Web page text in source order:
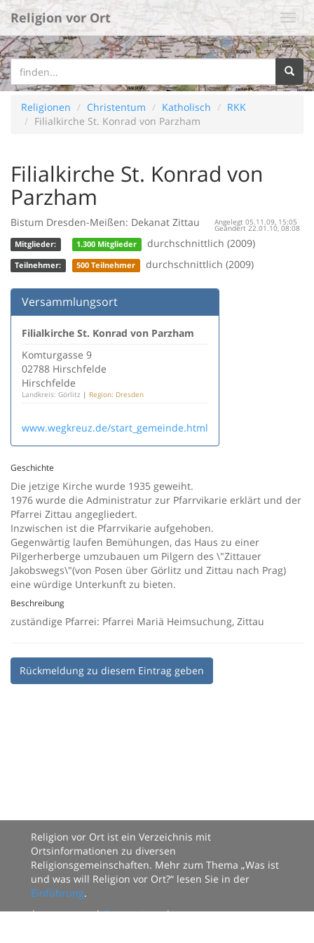
Religion vor Ort
Religionen Christentum Katholisch
RKK
Filialkirche St. Konrad von Parzham
Filialkirche St. Konrad von
Parzham
Angelegt 05.11.09, 15:05
Geändert 22.01.10, 08:08
Bistum Dresden-Meißen: Dekanat Zittau
Mitglieder: 1.300 Mitglieder durchschnittlich (2009)
Teilnehmer: 500 Teilnehmer durchschnittlich (2009)
Versammlungsort
Filialkirche St. Konrad von Parzham
Komturgasse 9
02788 Hirschfelde
Hirschfelde
Landkreis: Görlitz | Region: Dresden
www.wegkreuz.de/start_gemeinde.html
Geschichte
Die jetzige Kirche wurde 1935 geweiht.
1976 wurde die Administratur zur Pfarrvikarie erklärt und der
Pfarrei Zittau angegliedert.
Inzwischen ist die Pfarrvikarie aufgehoben.
Gegenwärtig laufen Bemühungen, das Haus zu einer
Pilgerherberge umzubauen um Pilgern des \"Zittauer
Jakobswegs\"(von Posen über Görlitz und Zittau nach Prag)
eine würdige Unterkunft zu bieten.
Beschreibung
zuständige Pfarrei: Pfarrei Mariä Heimsuchung, Zittau
Rückmeldung zu diesem Eintrag geben
Religion vor Ort ist ein Verzeichnis mit
Ortsinformationen zu diversen
Religionsgemeinschaften. Mehr zum Thema „Was ist
und was will Religion vor Ort?“ lesen Sie in der
Einführung.
|Impressum|Datenschutz|